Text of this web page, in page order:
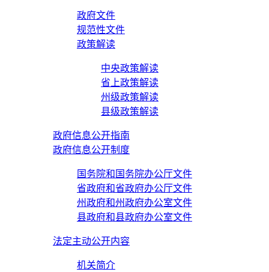
政府文件
规范性文件
政策解读
中央政策解读
省上政策解读
州级政策解读
县级政策解读
政府信息公开指南
政府信息公开制度
国务院和国务院办公厅文件
省政府和省政府办公厅文件
州政府和州政府办公室文件
县政府和县政府办公室文件
法定主动公开内容
机关简介